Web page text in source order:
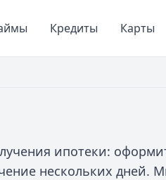
Кредиты Карты
ипотеки:
нескольких дней.